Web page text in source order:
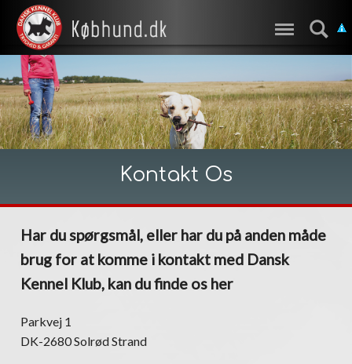
Kontakt Os
Har du spørgsmål, eller har du på anden måde
brug for at komme i kontakt med Dansk
Kennel Klub, kan du finde os her
Parkvej 1
DK-2680 Solrød Strand